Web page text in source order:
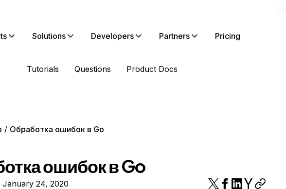
Solutions Developers Partners Pricing
Tutorials Questions Product Docs
Обработка ошибок в Go
ошибок в Go
January 24, 2020